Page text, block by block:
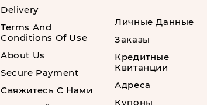
Delivery
Terms And
Conditions Of Use
About Us
Secure Payment
Свяжитесь С Нами
Личные Данные
Заказы
Кредитные
Квитанции
Адреса
Купоны